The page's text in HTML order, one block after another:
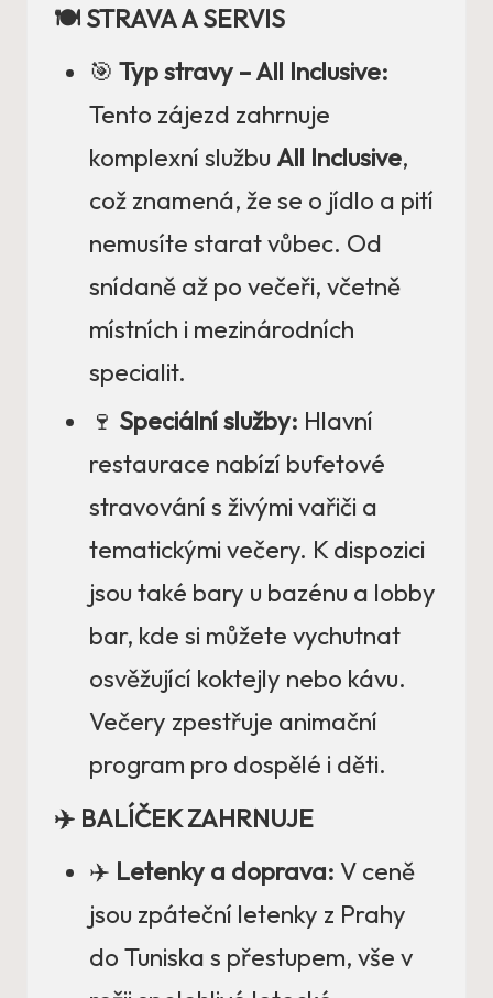
🍽️ STRAVA A SERVIS
🎯 Typ stravy – All Inclusive:
Tento zájezd zahrnuje
komplexní službu All Inclusive,
což znamená, že se o jídlo a pití
nemusíte starat vůbec. Od
snídaně až po večeři, včetně
místních i mezinárodních
specialit.
🍷 Speciální služby: Hlavní
restaurace nabízí bufetové
stravování s živými vařiči a
tematickými večery. K dispozici
jsou také bary u bazénu a lobby
bar, kde si můžete vychutnat
osvěžující koktejly nebo kávu.
Večery zpestřuje animační
program pro dospělé i děti.
✈️ BALÍČEK ZAHRNUJE
✈️ Letenky a doprava: V ceně
jsou zpáteční letenky z Prahy
do Tuniska s přestupem, vše v